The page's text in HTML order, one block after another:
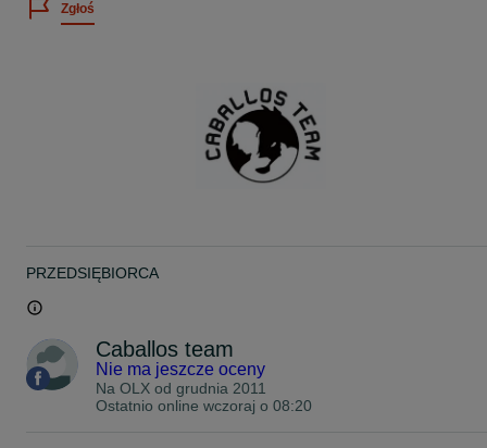
dając zwierzęciu mnóstwo swobody.
3-punktowe zapięcie popręgu w kształcie litery "V" utrzymuje siodło
Poduszki kolanowe są tak wyprofilowane, aby zagwarantować
Widoczne przeszycia dodają całości elegancji i szyku.
Zgłoś
PRZEDSIĘBIORCA
Caballos team
Nie ma jeszcze oceny
Na OLX od grudnia 2011
Ostatnio online wczoraj o 08:20